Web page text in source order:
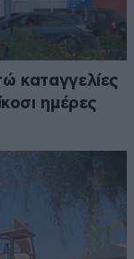
καταγγελίες
ημέρες